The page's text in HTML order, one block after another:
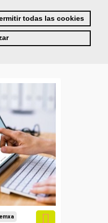
todas las cookies
100%
y